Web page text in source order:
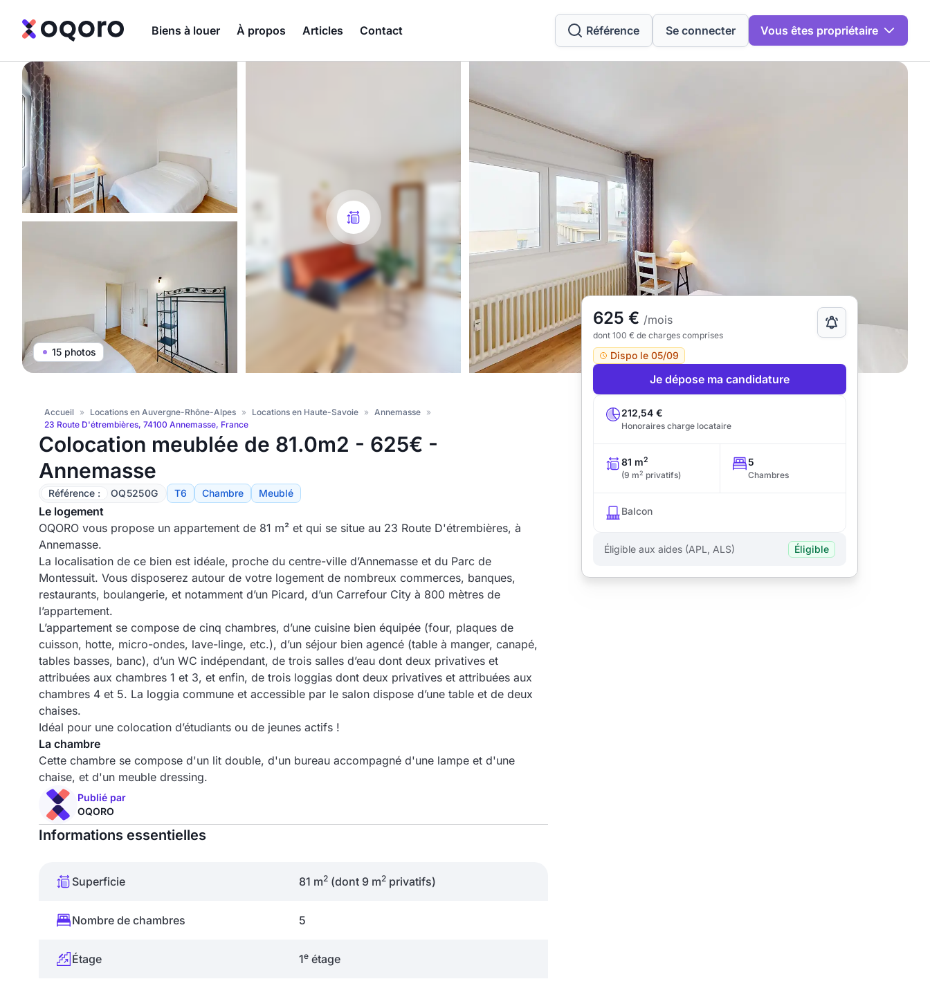
Biens à louer À propos Articles Contact Référence Se connecter Vous êtes propriétaire
15 photos
Accueil » Locations en Auvergne-Rhône-Alpes » Locations en Haute-Savoie » Annemasse »
23 Route D'étrembières, 74100 Annemasse, France
Colocation meublée de 81.0m2 - 625€ -
Annemasse
Référence : OQ5250G T6 Chambre Meublé
Le logement
OQORO vous propose un appartement de 81 m² et qui se situe au 23 Route D'étrembières, à
Annemasse.
La localisation de ce bien est idéale, proche du centre-ville d’Annemasse et du Parc de
Montessuit. Vous disposerez autour de votre logement de nombreux commerces, banques,
restaurants, boulangerie, et notamment d’un Picard, d’un Carrefour City à 800 mètres de
l’appartement.
L’appartement se compose de cinq chambres, d’une cuisine bien équipée (four, plaques de
cuisson, hotte, micro-ondes, lave-linge, etc.), d’un séjour bien agencé (table à manger, canapé,
tables basses, banc), d’un WC indépendant, de trois salles d’eau dont deux privatives et
attribuées aux chambres 1 et 3, et enfin, de trois loggias dont deux privatives et attribuées aux
chambres 4 et 5. La loggia commune et accessible par le salon dispose d’une table et de deux
chaises.
Idéal pour une colocation d’étudiants ou de jeunes actifs !
La chambre
Cette chambre se compose d'un lit double, d'un bureau accompagné d'une lampe et d'une
chaise, et d'un meuble dressing.
Publié par
OQORO
Informations essentielles
Superficie 81 m2 (dont 9 m2 privatifs)
Nombre de chambres 5
Étage 1e étage
625 € /mois
dont 100 € de charges comprises
Dispo le 05/09
Je dépose ma candidature
212,54 €
Honoraires charge locataire
81 m2
(9 m2 privatifs)
5
Chambres
Balcon
Éligible aux aides (APL, ALS) Éligible